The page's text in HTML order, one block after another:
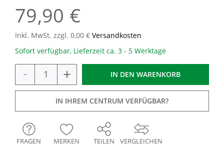
79,90 €
Inkl. MwSt. zzgl. 0,00 € Versandkosten
Sofort verfügbar, Lieferzeit ca. 3 - 5 Werktage
- + IN DEN WARENKORB
IN IHREM CENTRUM VERFÜGBAR?
VERGLEICHEN
FRAGEN MERKEN TEILEN